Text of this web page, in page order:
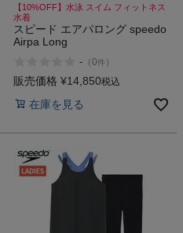
【10%OFF】水泳 スイム フィットネス
水着
スピード エアパロング speedo
Airpa Long
- （0件 ）
販売価格 ¥14,850税込
在庫を見る